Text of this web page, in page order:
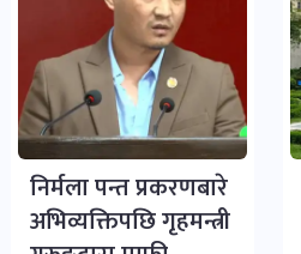
विचार-
ब्लग
पोष्ट
निर्मला पन्त प्रकरणबारे
अभिव्यक्तिपछि गृहमन्त्री